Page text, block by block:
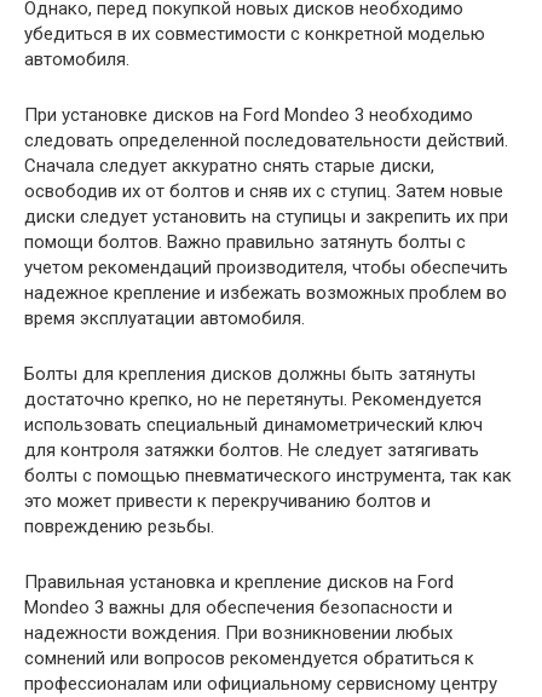
Однако, перед покупкой новых дисков необходимо
убедиться в их совместимости с конкретной моделью
автомобиля.
При установке дисков на Ford Mondeo 3 необходимо
следовать определенной последовательности действий.
Сначала следует аккуратно снять старые диски,
освободив их от болтов и сняв их с ступиц. Затем новые
диски следует установить на ступицы и закрепить их при
помощи болтов. Важно правильно затянуть болты с
учетом рекомендаций производителя, чтобы обеспечить
надежное крепление и избежать возможных проблем во
время эксплуатации автомобиля.
Болты для крепления дисков должны быть затянуты
достаточно крепко, но не перетянуты. Рекомендуется
использовать специальный динамометрический ключ
для контроля затяжки болтов. Не следует затягивать
болты с помощью пневматического инструмента, так как
это может привести к перекручиванию болтов и
повреждению резьбы.
Правильная установка и крепление дисков на Ford
Mondeo 3 важны для обеспечения безопасности и
надежности вождения. При возникновении любых
сомнений или вопросов рекомендуется обратиться к
профессионалам или официальному сервисному центру